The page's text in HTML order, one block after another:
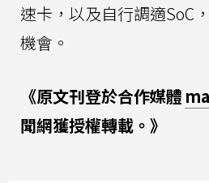
速卡，以及自行調適SoC
機會。
《原文刊登於合作媒體
聞網獲授權轉載。》